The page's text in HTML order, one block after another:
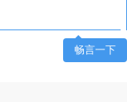
畅言一下